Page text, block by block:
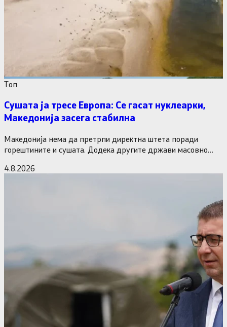
Tоп
Сушата ја тресе Европа: Се гасат нуклеарки,
Македонија засега стабилна
Македонија нема да претрпи директна штета поради
горештините и сушата. Додека другите држави масовно
4.8.2026